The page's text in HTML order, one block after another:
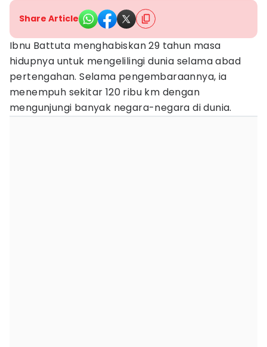
Share Article
Ibnu Battuta menghabiskan 29 tahun masa
hidupnya untuk mengelilingi dunia selama abad
pertengahan. Selama pengembaraannya, ia
menempuh sekitar 120 ribu km dengan
mengunjungi banyak negara-negara di dunia.